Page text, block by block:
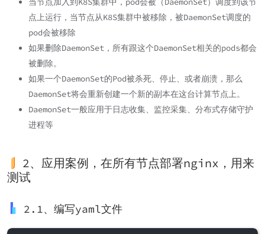
点上运行，当节点从K8S集群中被移除，被DaemonSet调度的
pod会被移除
如果删除DaemonSet，所有跟这个DaemonSet相关的pods都会
被删除。
如果一个DaemonSet的Pod被杀死、停止、或者崩溃，那么
DaemonSet将会重新创建一个新的副本在这台计算节点上。
DaemonSet一般应用于日志收集、监控采集、分布式存储守护
进程等
2、应用案例，在所有节点部署nginx，用来
测试
2.1、编写yaml文件